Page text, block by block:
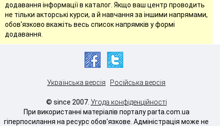
додавання інформації в каталог. Якщо ваш центр проводить
не тільки акторські курси, а й навчання за іншими напрямами,
обов'язково вкажіть весь список напрямків у формі
додавання.
Українська версія Російська версія
© since 2007. Угода конфіденційності
При використанні матеріалів порталу parta.com.ua
гіперпосилання на ресурс обов'язкове. Адміністрація може не